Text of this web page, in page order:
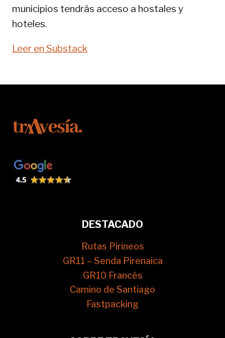
municipios tendrás acceso a hostales y
hoteles.
Leer en Substack
DESTACADO
Rutas Pirineos
GR11 – Senda Pirenaica
GR10 Francés
Camino de Santiago
Fastpacking